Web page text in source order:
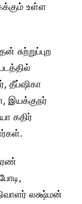
உள்ள
சுற்றுப்புற
தீப்ஷிகா
இயக்குநர்
கதிர்
லக்ஷ்மன்